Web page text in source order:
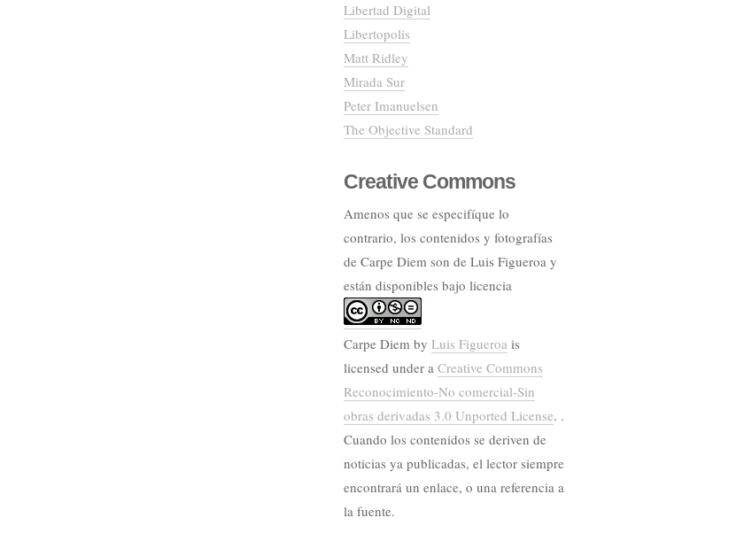
Libertad Digital
Libertopolis
Matt Ridley
Mirada Sur
Peter Imanuelsen
The Objective Standard
Creative Commons
Amenos que se especifíque lo
contrario, los contenidos y fotografías
de Carpe Diem son de Luis Figueroa y
están disponibles bajo licencia
Carpe Diem by Luis Figueroa is
licensed under a Creative Commons
Reconocimiento-No comercial-Sin
obras derivadas 3.0 Unported License. .
Cuando los contenidos se deriven de
noticias ya publicadas, el lector siempre
encontrará un enlace, o una referencia a
la fuente.